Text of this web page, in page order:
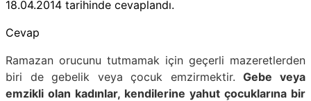
18.04.2014 tarihinde cevaplandı.
Cevap
Ramazan orucunu tutmamak için geçerli mazeretlerden
biri de gebelik veya çocuk emzirmektir.Gebe veya
emzikli olan kadınlar, kendilerine yahut çocuklarına bir